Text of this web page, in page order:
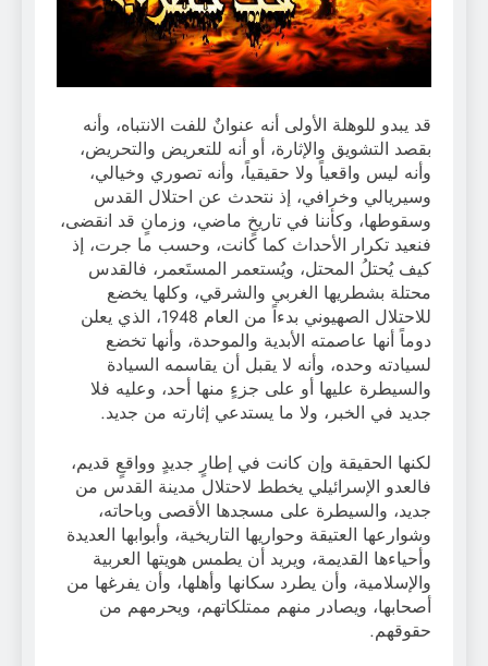
قد يبدو للوهلة الأولى أنه عنوانٌ للفت الانتباه، وأنه
بقصد التشويق والإثارة، أو أنه للتعريض والتحريض،
وأنه ليس واقعياً ولا حقيقياً، وأنه تصوري وخيالي،
وسيريالي وخرافي، إذ نتحدث عن احتلال القدس
وسقوطها، وكأننا في تاريخٍ ماضي، وزمانٍ قد انقضى،
فنعيد تكرار الأحداث كما كانت، وحسب ما جرت، إذ
كيف يُحتلُ المحتل، ويُستعمر المستَعمر، فالقدس
محتلة بشطريها الغربي والشرقي، وكلها يخضع
للاحتلال الصهيوني بدءاً من العام 1948، الذي يعلن
دوماً أنها عاصمته الأبدية والموحدة، وأنها تخضع
لسيادته وحده، وأنه لا يقبل أن يقاسمه السيادة
والسيطرة عليها أو على جزءٍ منها أحد، وعليه فلا
جديد في الخبر، ولا ما يستدعي إثارته من جديد.
لكنها الحقيقة وإن كانت في إطارٍ جديدٍ وواقعٍ قديم،
فالعدو الإسرائيلي يخطط لاحتلال مدينة القدس من
جديد، والسيطرة على مسجدها الأقصى وباحاته،
وشوارعها العتيقة وحواريها التاريخية، وأبوابها العديدة
وأحياءها القديمة، ويريد أن يطمس هويتها العربية
والإسلامية، وأن يطرد سكانها وأهلها، وأن يفرغها من
أصحابها، ويصادر منهم ممتلكاتهم، ويحرمهم من
حقوقهم.